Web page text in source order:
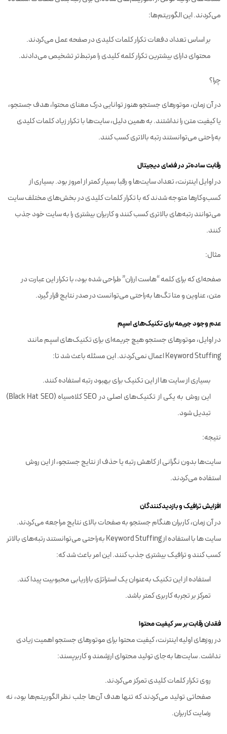
می‌کردند. این الگوریتم‌ها:
بر اساس تعداد دفعات تکرار کلمات کلیدی در صفحه عمل می‌کردند.
محتوای دارای بیشترین تکرار کلمه کلیدی را مرتبط‌تر تشخیص می‌دادند.
چرا؟
در آن زمان، موتورهای جستجو هنوز توانایی درک معنای محتوا، هدف جستجو،
یا کیفیت متن را نداشتند. به همین دلیل، سایت‌ها با تکرار زیاد کلمات کلیدی
به‌راحتی می‌توانستند رتبه بالاتری کسب کنند.
رقابت ساده‌تر در فضای دیجیتال
در اوایل اینترنت، تعداد سایت‌ها و رقبا بسیار کمتر از امروز بود. بسیاری از
کسب‌وکارها متوجه شدند که با تکرار کلمات کلیدی در بخش‌های مختلف سایت
می‌توانند رتبه‌های بالاتری کسب کنند و کاربران بیشتری را به سایت خود جذب
کنند.
مثال:
صفحه‌ای که برای کلمه “هاست ارزان” طراحی شده بود، با تکرار این عبارت در
متن، عناوین و متا تگ‌ها به‌راحتی می‌توانست در صدر نتایج قرار گیرد.
عدم وجود جریمه برای تکنیک‌های اسپم
در اوایل، موتورهای جستجو هیچ جریمه‌ای برای تکنیک‌های اسپم مانند
Keyword Stuffing اعمال نمی‌کردند. این مسئله باعث شد تا:
بسیاری از سایت‌ ها از این تکنیک برای بهبود رتبه استفاده کنند.
این روش به یکی از تکنیک‌های اصلی در SEO کلاه‌سیاه (Black Hat SEO)
تبدیل شود.
نتیجه:
سایت‌ها بدون نگرانی از کاهش رتبه یا حذف از نتایج جستجو، از این روش
استفاده می‌کردند.
افزایش ترافیک و بازدیدکنندگان
در آن زمان، کاربران هنگام جستجو به صفحات بالای نتایج مراجعه می‌کردند.
سایت‌ ها با استفاده از Keyword Stuffing به‌راحتی می‌توانستند رتبه‌های بالاتر
کسب کنند و ترافیک بیشتری جذب کنند. این امر باعث شد که:
استفاده از این تکنیک به‌عنوان یک استراتژی بازاریابی محبوبیت پیدا کند.
تمرکز بر تجربه کاربری کمتر باشد.
فقدان رقابت بر سر کیفیت محتوا
در روزهای اولیه اینترنت، کیفیت محتوا برای موتورهای جستجو اهمیت زیادی
نداشت. سایت‌ها به‌جای تولید محتوای ارزشمند و کاربرپسند:
روی تکرار کلمات کلیدی تمرکز می‌کردند.
صفحاتی تولید می‌کردند که تنها هدف آن‌ها جلب نظر الگوریتم‌ها بود، نه
رضایت کاربران.